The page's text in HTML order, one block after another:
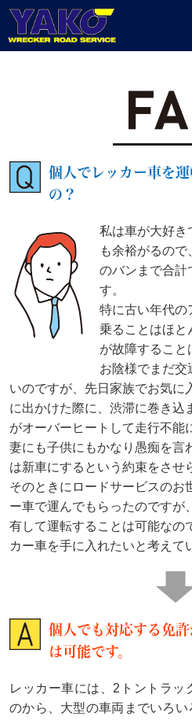
個人でレッカー車を
の？
私は車が大好き
も余裕がるの
のバンまで合計
す。
特に古い年代の
乗ることはほと
が故障すること
お陰様でまだ交
いのですが、先日家族でお気に
に出かけた際に、渋滞に巻き込
がオーバーヒートして走行不能
妻にも子供にもかなり愚痴を言
は新車にするという約束をさせ
そのときにロードサービスのお
ー車で運んでもらったのですが
有して運転することは可能なの
カー車を手に入れたいと考えて
個人でも対応する免
は可能です。
レッカー車には、2トントラッ
のから、大型の車両までいろ